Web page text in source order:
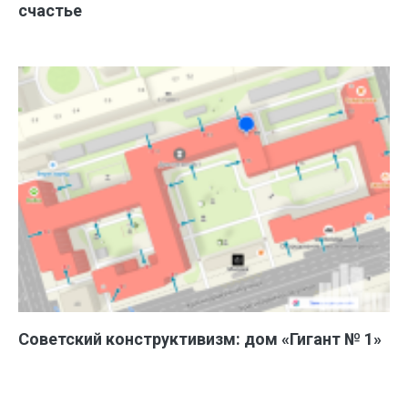
счастье
Советский конструктивизм: дом «Гигант № 1»